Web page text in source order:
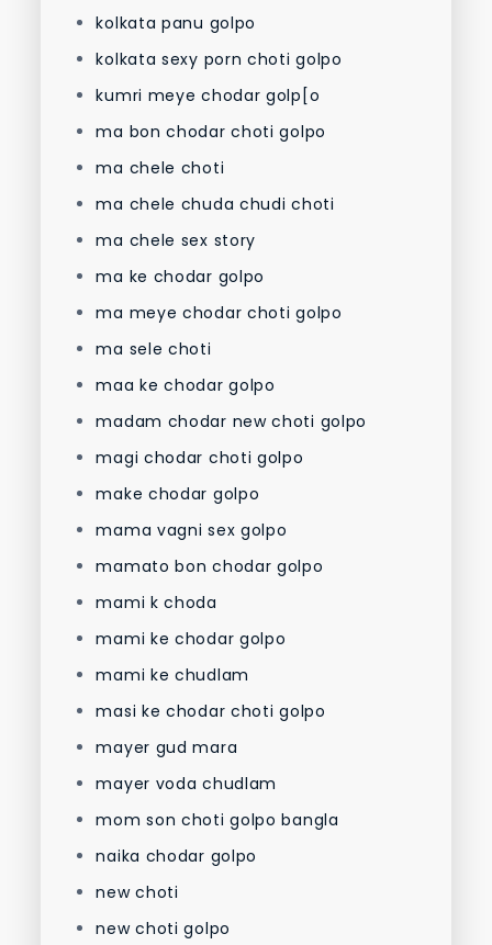
kolkata panu golpo
kolkata sexy porn choti golpo
kumri meye chodar golp[o
ma bon chodar choti golpo
ma chele choti
ma chele chuda chudi choti
ma chele sex story
ma ke chodar golpo
ma meye chodar choti golpo
ma sele choti
maa ke chodar golpo
madam chodar new choti golpo
magi chodar choti golpo
make chodar golpo
mama vagni sex golpo
mamato bon chodar golpo
mami k choda
mami ke chodar golpo
mami ke chudlam
masi ke chodar choti golpo
mayer gud mara
mayer voda chudlam
mom son choti golpo bangla
naika chodar golpo
new choti
new choti golpo